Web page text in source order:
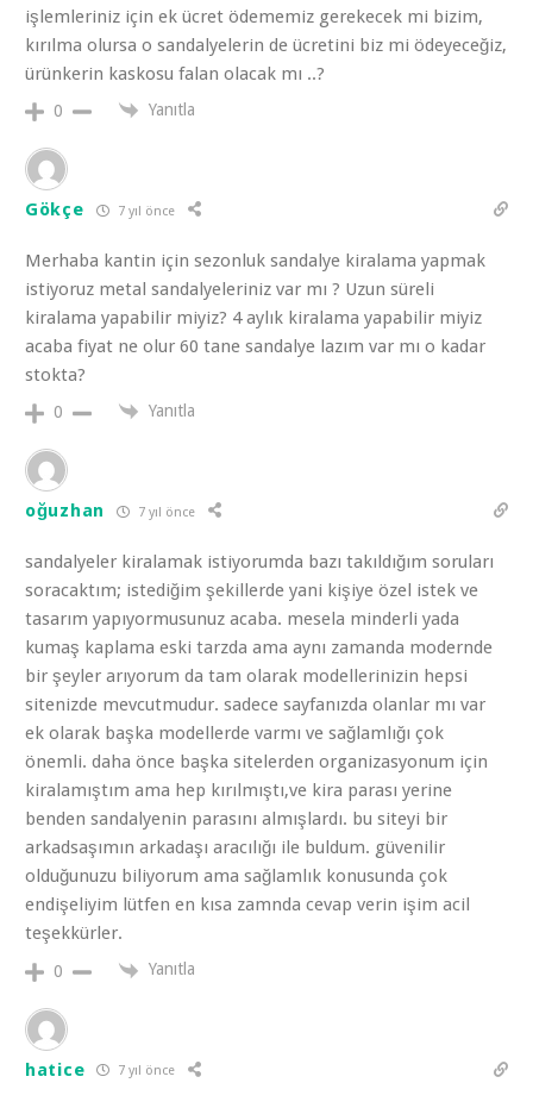
işlemleriniz için ek ücret ödememiz gerekecek mi bizim,
kırılma olursa o sandalyelerin de ücretini biz mi ödeyeceğiz,
ürünkerin kaskosu falan olacak mı ..?
0 Yanıtla
Gökçe 7 yıl önce
Merhaba kantin için sezonluk sandalye kiralama yapmak
istiyoruz metal sandalyeleriniz var mı ? Uzun süreli
kiralama yapabilir miyiz? 4 aylık kiralama yapabilir miyiz
acaba fiyat ne olur 60 tane sandalye lazım var mı o kadar
stokta?
0 Yanıtla
oğuzhan 7 yıl önce
sandalyeler kiralamak istiyorumda bazı takıldığım soruları
soracaktım; istediğim şekillerde yani kişiye özel istek ve
tasarım yapıyormusunuz acaba. mesela minderli yada
kumaş kaplama eski tarzda ama aynı zamanda modernde
bir şeyler arıyorum da tam olarak modellerinizin hepsi
sitenizde mevcutmudur. sadece sayfanızda olanlar mı var
ek olarak başka modellerde varmı ve sağlamlığı çok
önemli. daha önce başka sitelerden organizasyonum için
kiralamıştım ama hep kırılmıştı,ve kira parası yerine
benden sandalyenin parasını almışlardı. bu siteyi bir
arkadsaşımın arkadaşı aracılığı ile buldum. güvenilir
olduğunuzu biliyorum ama sağlamlık konusunda çok
endişeliyim lütfen en kısa zamnda cevap verin işim acil
teşekkürler.
0 Yanıtla
hatice 7 yıl önce